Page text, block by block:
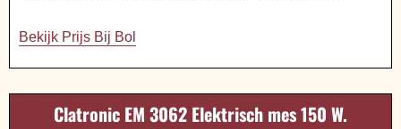
Bekijk Prijs Bij Bol
Clatronic EM 3062 Elektrisch mes 150 W.